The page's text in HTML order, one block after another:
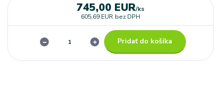
745,00 EUR/ks
605,69 EUR bez DPH
Pridať do košíka